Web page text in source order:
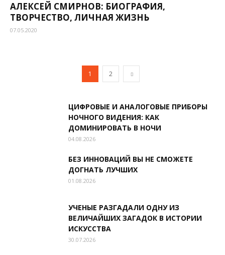
АЛЕКСЕЙ СМИРНОВ: БИОГРАФИЯ,
ТВОРЧЕСТВО, ЛИЧНАЯ ЖИЗНЬ
07.05.2020
1 2
ЦИФРОВЫЕ И АНАЛОГОВЫЕ ПРИБОРЫ
НОЧНОГО ВИДЕНИЯ: КАК
ДОМИНИРОВАТЬ В НОЧИ
04.08.2026
БЕЗ ИННОВАЦИЙ ВЫ НЕ СМОЖЕТЕ
ДОГНАТЬ ЛУЧШИХ
01.08.2026
УЧЕНЫЕ РАЗГАДАЛИ ОДНУ ИЗ
ВЕЛИЧАЙШИХ ЗАГАДОК В ИСТОРИИ
ИСКУССТВА
30.07.2026